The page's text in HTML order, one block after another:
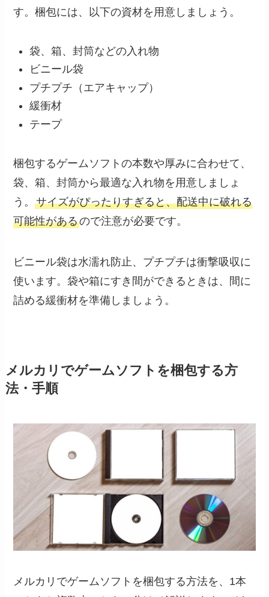
す。梱包には、以下の資材を用意しましょう。
袋、箱、封筒などの入れ物
ビニール袋
プチプチ（エアキャップ）
緩衝材
テープ
梱包するゲームソフトの本数や厚みに合わせて、
袋、箱、封筒から最適な入れ物を用意しましょ
う。サイズがぴったりすぎると、配送中に破れる
可能性があるので注意が必要です。
ビニール袋は水濡れ防止、プチプチは衝撃吸収に
使います。袋や箱にすき間ができるときは、間に
詰める緩衝材を準備しましょう。
メルカリでゲームソフトを梱包する方
法・手順
メルカリでゲームソフトを梱包する方法を、1本